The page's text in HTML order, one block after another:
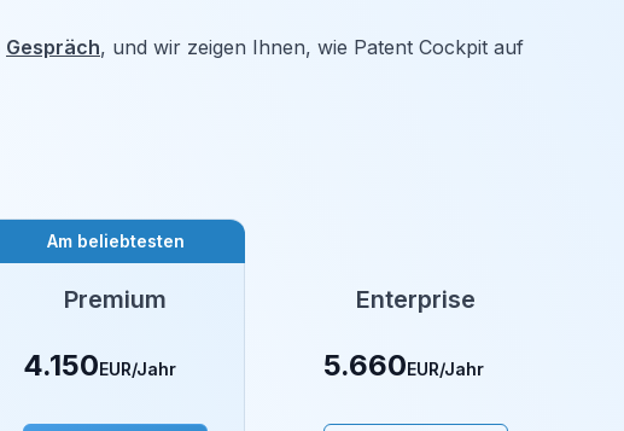
Gespräch, und wir zeigen Ihnen, wie Patent Cockpit auf
Am beliebtesten
Premium Enterprise
4.150EUR/Jahr 5.660EUR/Jahr